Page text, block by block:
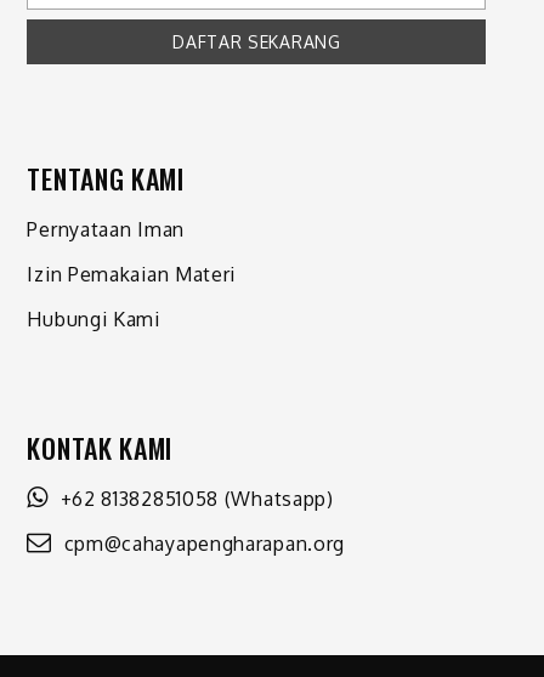
TENTANG KAMI
Pernyataan Iman
Izin Pemakaian Materi
Hubungi Kami
KONTAK KAMI
+62 81382851058 (Whatsapp)
cpm@cahayapengharapan.org